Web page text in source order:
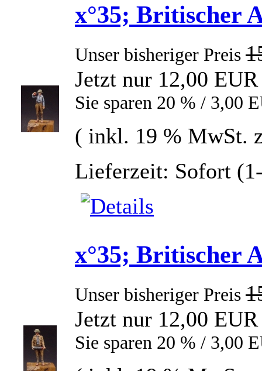
x°35; Britischer
Unser bisheriger Preis
Jetzt nur 12,00 EUR
Sie sparen 20 % / 3,00
( inkl. 19 % MwSt.
Lieferzeit: Sofort
x°35; Britischer
Unser bisheriger Preis
Jetzt nur 12,00 EUR
Sie sparen 20 % / 3,00